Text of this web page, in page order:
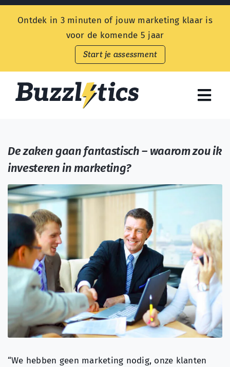
Ontdek in 3 minuten of jouw marketing klaar is
voor de komende 5 jaar
Start je assessment
Aanbod
Prijzen
Kennisbank
Over ons
Search
for:
De zaken gaan fantastisch – waarom zou ik
investeren in marketing?
“We hebben geen marketing nodig, onze klanten